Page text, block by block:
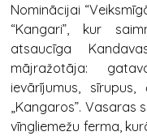
Nominācijai
“Kangari”, kur
atsaucīga
mājražotāja:
ievārījumus,
„Kangaros”.
vīngliemežu ferma,